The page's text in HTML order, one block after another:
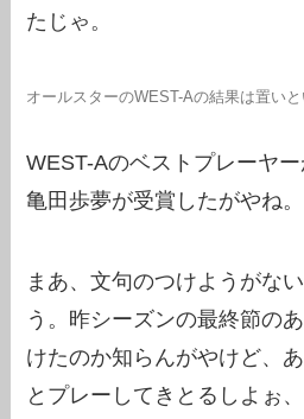
たじゃ。
オールスターのWEST-Aの結果は置いと
WEST-Aのベストプレーヤー
亀田歩夢が受賞したがやね。
まあ、文句のつけようがな
う。昨シーズンの最終節の
けたのか知らんがやけど、
とプレーしてきとるしよぉ